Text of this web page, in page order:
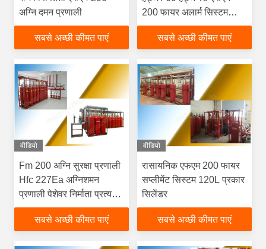
अग्नि दमन प्रणाली
सबसे अच्छी कीमत पाएं
200 फायर अलार्म सिस्टम
कंट्रोल पैनल
सबसे अच्छी कीमत पाएं
वीडियो
Fm 200 अग्नि सुरक्षा प्रणाली
Hfc 227Ea अग्निशमन
प्रणाली पेशेवर निर्माता प्रत्यक्ष
बिक्री गुणवत्ता आश्वासन
सबसे अच्छी कीमत पाएं
वीडियो
रासायनिक एफएम 200 फायर
सप्लीमेंट सिस्टम 120L प्रकार
सिलेंडर
सबसे अच्छी कीमत पाएं